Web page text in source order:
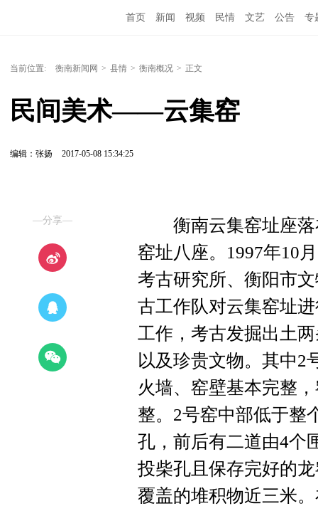
首页 新闻 视频 民情 文艺 公告 专
当前位置: 衡南新闻网 > 县情 > 衡南概况 > 正文
民间美术——云集窑
编辑：张扬 2017-05-08 15:34:25
—分享—
衡南云集窑址座落
窑址八座。1997年10
考古研究所、衡阳市
古工作队对云集窑址
工作，考古发掘出土
以及珍贵文物。其中2
火墙、窑壁基本完整
整。2号窑中部低于整
孔，前后有二道由4个
投柴孔且保存完好的
覆盖的堆积物近三米